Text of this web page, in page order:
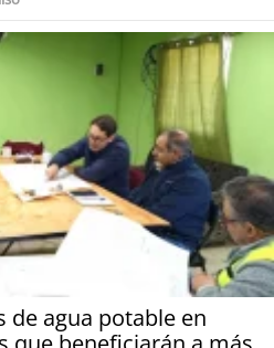
de agua potable en